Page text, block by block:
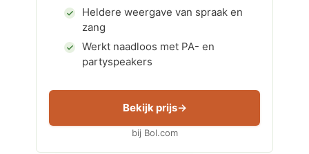
Heldere weergave van spraak en
zang
Werkt naadloos met PA- en
partyspeakers
Bekijk prijs
bij Bol.com